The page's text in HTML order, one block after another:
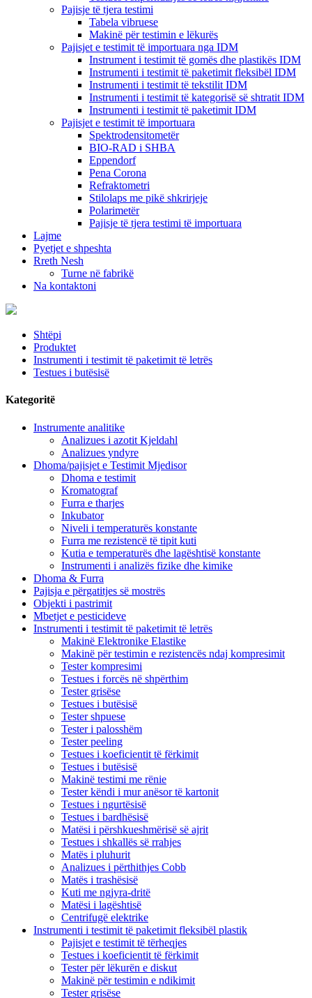
Pajisje të tjera testimi
Tabela vibruese
Makinë për testimin e lëkurës
Pajisjet e testimit të importuara nga IDM
Instrument i testimit të gomës dhe plastikës IDM
Instrumenti i testimit të paketimit fleksibël IDM
Instrumenti i testimit të tekstilit IDM
Instrumenti i testimit të kategorisë së shtratit IDM
Instrumenti i testimit të paketimit IDM
Pajisjet e testimit të importuara
Spektrodensitometër
BIO-RAD i SHBA
Eppendorf
Pena Corona
Refraktometri
Stilolaps me pikë shkrirjeje
Polarimetër
Pajisje të tjera testimi të importuara
Lajme
Pyetjet e shpeshta
Rreth Nesh
Turne në fabrikë
Na kontaktoni
Shtëpi
Produktet
Instrumenti i testimit të paketimit të letrës
Testues i butësisë
Kategoritë
Instrumente analitike
Analizues i azotit Kjeldahl
Analizues yndyre
Dhoma/pajisjet e Testimit Mjedisor
Dhoma e testimit
Kromatograf
Furra e tharjes
Inkubator
Niveli i temperaturës konstante
Furra me rezistencë të tipit kuti
Kutia e temperaturës dhe lagështisë konstante
Instrumenti i analizës fizike dhe kimike
Dhoma & Furra
Pajisja e përgatitjes së mostrës
Objekti i pastrimit
Mbetjet e pesticideve
Instrumenti i testimit të paketimit të letrës
Makinë Elektronike Elastike
Makinë për testimin e rezistencës ndaj kompresimit
Tester kompresimi
Testues i forcës në shpërthim
Tester grisëse
Testues i butësisë
Tester shpuese
Tester i palosshëm
Tester peeling
Testues i koeficientit të fërkimit
Testues i butësisë
Makinë testimi me rënie
Tester këndi i mur anësor të kartonit
Testues i ngurtësisë
Testues i bardhësisë
Matësi i përshkueshmërisë së ajrit
Testues i shkallës së rrahjes
Matës i pluhurit
Analizues i përthithjes Cobb
Matës i trashësisë
Kuti me ngjyra-dritë
Matësi i lagështisë
Centrifugë elektrike
Instrumenti i testimit të paketimit fleksibël plastik
Pajisjet e testimit të tërheqjes
Testues i koeficientit të fërkimit
Tester për lëkurën e diskut
Makinë për testimin e ndikimit
Tester grisëse